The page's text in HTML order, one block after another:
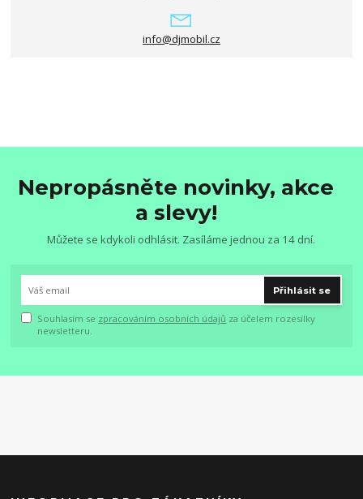
info@djmobil.cz
Nepropásněte novinky, akce
a slevy!
Můžete se kdykoli odhlásit. Zasíláme jednou za 14 dní.
Přihlásit se
Souhlasím se zpracováním osobních údajů za účelem rozesílky
newsletteru.